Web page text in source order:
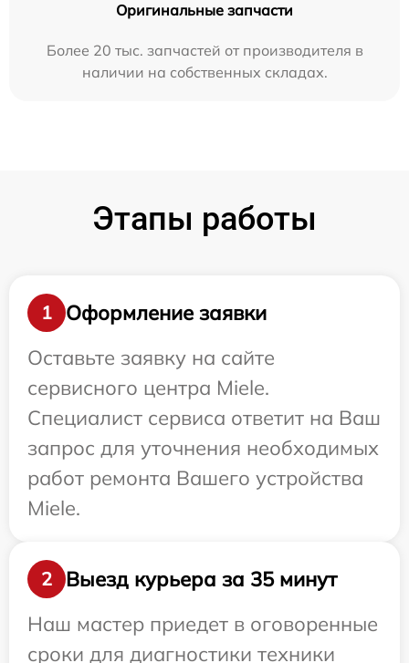
Оригинальные запчасти
Более 20 тыс. запчастей от производителя в
наличии на собственных складах.
Этапы работы
1
Оформление заявки
Оставьте заявку на сайте
сервисного центра Miele.
Специалист сервиса ответит на Ваш
запрос для уточнения необходимых
работ ремонта Вашего устройства
Miele.
2
Выезд курьера за 35 минут
Наш мастер приедет в оговоренные
сроки для диагностики техники